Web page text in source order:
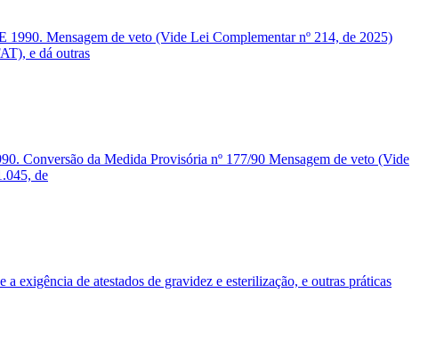
Mensagem de veto (Vide Lei Complementar nº 214, de 2025)
e dá outras
Conversão da Medida Provisória nº 177/90 Mensagem de veto (Vide
de
de atestados de gravidez e esterilização, e outras práticas